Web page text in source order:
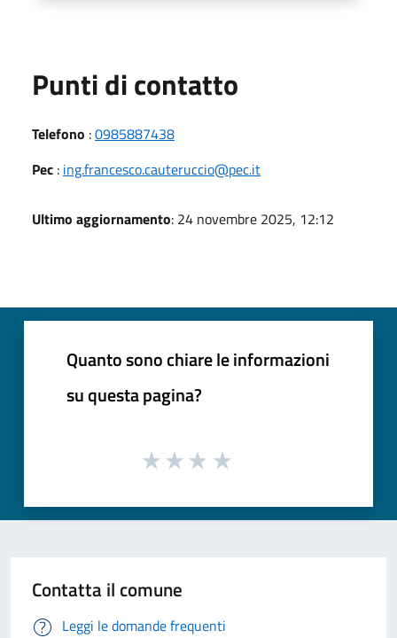
Punti di contatto
Telefono :0985887438
Pec : ing.francesco.cauteruccio@pec.it
Ultimo aggiornamento: 24 novembre 2025, 12:12
Quanto sono chiare le informazioni
su questa pagina?
Contatta il comune
Leggi le domande frequenti